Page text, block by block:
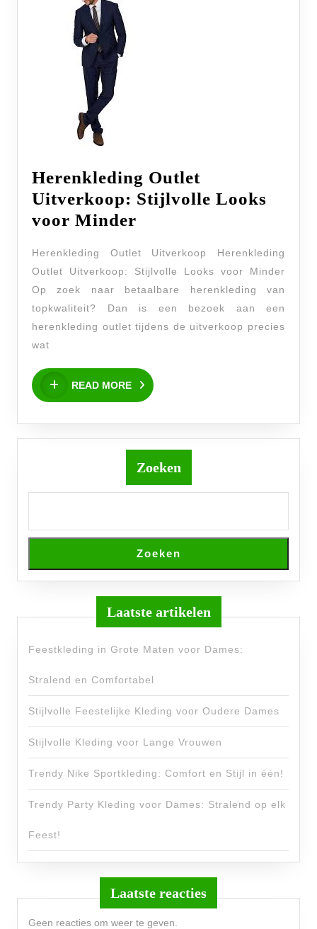
Herenkleding Outlet
Uitverkoop: Stijlvolle Looks
voor Minder
Uitverkoop:
Stijlvolle
Looks
voor
Herenkleding Outlet Uitverkoop Herenkleding
Outlet Uitverkoop: Stijlvolle Looks voor Minder
Op zoek naar betaalbare herenkleding van
topkwaliteit? Dan is een bezoek aan een
herenkleding outlet tijdens de uitverkoop precies
wat
READ MORE
READ
MORE
Zoeken
Zoeken
Laatste artikelen
Feestkleding in Grote Maten voor Dames:
Stralend en Comfortabel
Stijlvolle Feestelijke Kleding voor Oudere Dames
Stijlvolle Kleding voor Lange Vrouwen
Trendy Nike Sportkleding: Comfort en Stijl in één!
Trendy Party Kleding voor Dames: Stralend op elk
Feest!
Laatste reacties
Geen reacties om weer te geven.